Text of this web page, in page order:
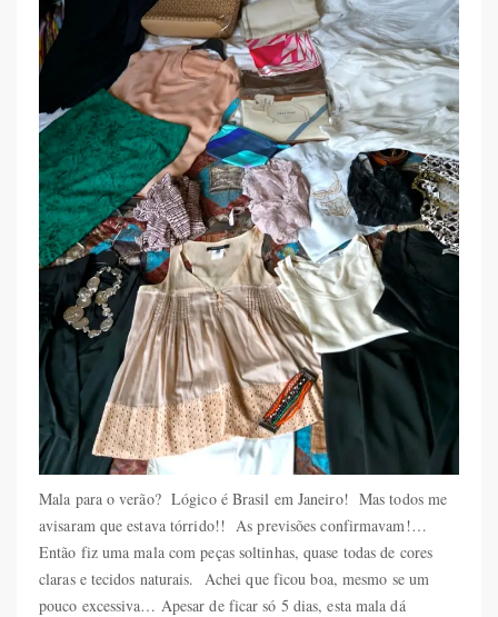
Mala para o verão? Lógico é Brasil em Janeiro! Mas todos me
avisaram que estava tórrido!! As previsões confirmavam!…
Então fiz uma mala com peças soltinhas, quase todas de cores
claras e tecidos naturais. Achei que ficou boa, mesmo se um
pouco excessiva… Apesar de ficar só 5 dias, esta mala dá